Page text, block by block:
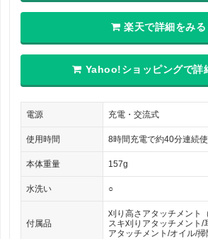
楽天で詳細をみる
Yahoo!ショッピングで詳
電源 充電・交流式
使用時間 8時間充電で約40分連続
本体重量 157g
水洗い ○
付属品
刈り高さアタッチメント
スキ刈りアタッチメント/
アタッチメント/オイル/